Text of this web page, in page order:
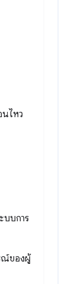
นไหว
บบการ
ณ์ของผู้